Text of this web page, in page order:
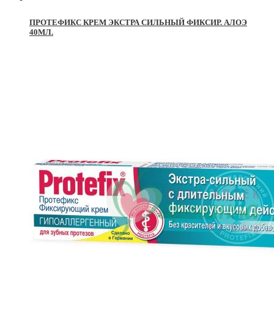
ПРОТЕФИКС КРЕМ ЭКСТРА СИЛЬНЫЙ ФИКСИР. АЛОЭ
40МЛ.